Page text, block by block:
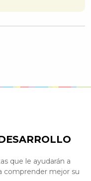
que le ayudarán a
comprender mejor su